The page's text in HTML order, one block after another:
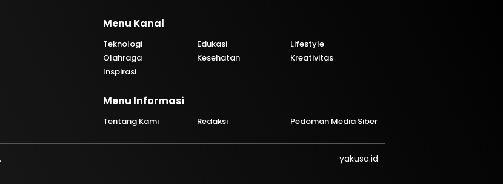
Menu Kanal
Teknologi Edukasi
Lifestyle
Olahraga
Kesehatan
Kreativitas
Inspirasi
Menu Informasi
Tentang Kami Redaksi Pedoman Media Siber
yakusa.id